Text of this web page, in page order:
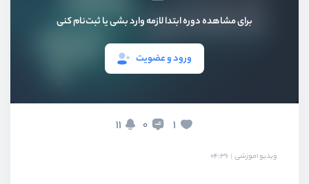
برای مشاهده دوره ابتدا لازمه وارد بشی یا ثبت‌نام کنی
ورود و عضویت
1
0
11
بخش اول معرفی و مقدمه
ویدیو آموزشی 04:36